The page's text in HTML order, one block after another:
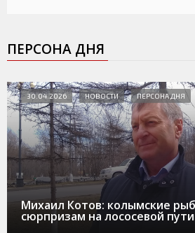
ПЕРСОНА ДНЯ
Михаил Котов: колымские
сюрпризам на лососевой
30.04.2026 НОВОСТИ ПЕРСОНА ДНЯ